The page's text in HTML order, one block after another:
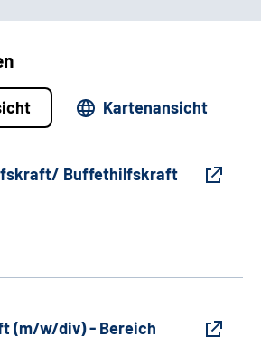
Kartenansicht
Buffethilfskraft
(m/w/div) - Bereich